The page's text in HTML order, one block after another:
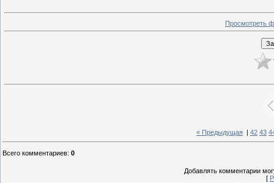
Просмотреть
« Предыдущая 42 43
Всего комментариев: 0
Добавлять комментарии
[